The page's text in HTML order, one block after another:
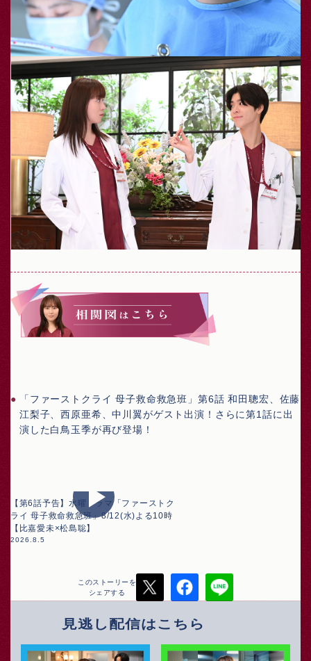
「ファーストクライ 母子救命救急班」第6話 和田聰宏、佐藤
江梨子、西原亜希、中川翼がゲスト出演！さらに第1話に出
演した白鳥玉季が再び登場！
【第6話予告】水曜ドラマ「ファーストク
ライ 母子救命救急班」8/12(水)よる10時
【比嘉愛未×松島聡】
2026.8.5
このストーリーを
シェアする
見逃し配信はこちら